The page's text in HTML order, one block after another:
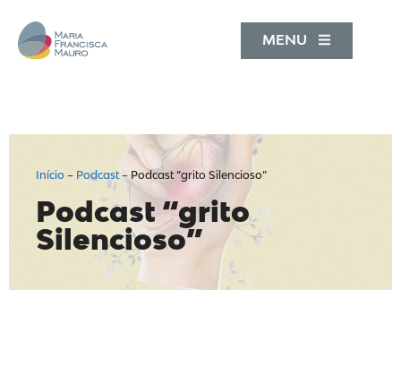
MENU
Início – Podcast– Podcast “grito Silencioso”
Podcast “grito
Silencioso”